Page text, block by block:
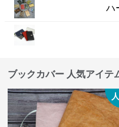
ハ
ブックカバー 人気アイテ